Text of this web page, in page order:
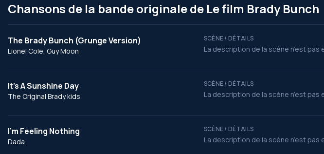
Chansons de la bande originale de Le film Brady Bunch
The Brady Bunch (Grunge Version)
Lionel Cole, Guy Moon
SCÈNE / DÉTAILS
La description de la scène n’est pas
It's A Sunshine Day
The Original Brady kids
SCÈNE / DÉTAILS
La description de la scène n’est pas
I'm Feeling Nothing
Dada
SCÈNE / DÉTAILS
La description de la scène n’est pas